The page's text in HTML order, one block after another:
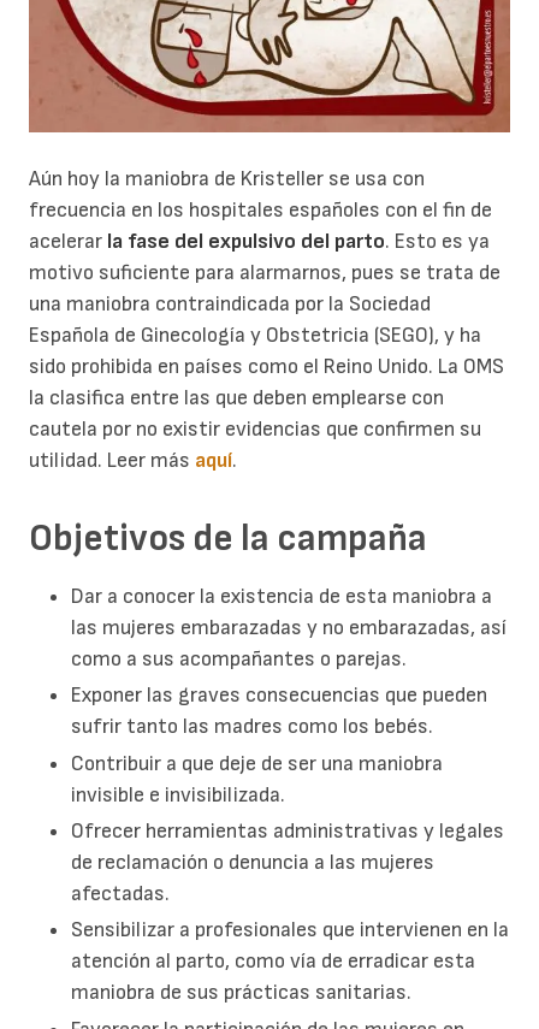
Aún hoy la maniobra de Kristeller se usa con
frecuencia en los hospitales españoles con el fin de
acelerar la fase del expulsivo del parto. Esto es ya
motivo suficiente para alarmarnos, pues se trata de
una maniobra contraindicada por la Sociedad
Española de Ginecología y Obstetricia (SEGO), y ha
sido prohibida en países como el Reino Unido. La OMS
la clasifica entre las que deben emplearse con
cautela por no existir evidencias que confirmen su
utilidad. Leer más aquí.
Objetivos de la campaña
Dar a conocer la existencia de esta maniobra a
las mujeres embarazadas y no embarazadas, así
como a sus acompañantes o parejas.
Exponer las graves consecuencias que pueden
sufrir tanto las madres como los bebés.
Contribuir a que deje de ser una maniobra
invisible e invisibilizada.
Ofrecer herramientas administrativas y legales
de reclamación o denuncia a las mujeres
afectadas.
Sensibilizar a profesionales que intervienen en la
atención al parto, como vía de erradicar esta
maniobra de sus prácticas sanitarias.